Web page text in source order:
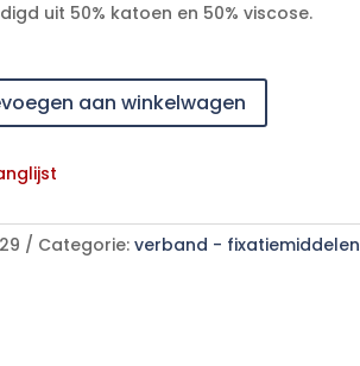
uit 50% katoen en 50% viscose.
aan winkelwagen
Categorie: verband - fixatiemiddelen